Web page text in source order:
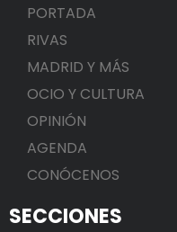
PORTADA
RIVAS
MADRID Y MÁS
OCIO Y CULTURA
OPINIÓN
AGENDA
CONÓCENOS
SECCIONES